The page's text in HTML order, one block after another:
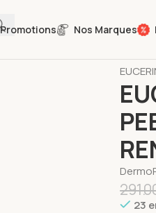
Promotions Nos Marques
23